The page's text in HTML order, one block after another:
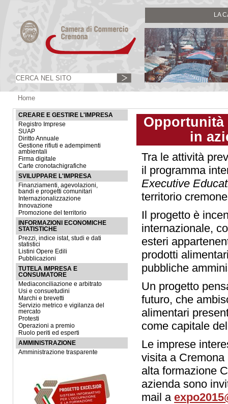
LA
Home
CREARE E GESTIRE L'IMPRESA
Registro Imprese
SUAP
Diritto Annuale
Gestione rifiuti e adempimenti
ambientali
Firma digitale
Carte cronotachigrafiche
SVILUPPARE L'IMPRESA
Finanziamenti, agevolazioni,
bandi e progetti comunitari
Internazionalizzazione
Innovazione
Promozione del territorio
INFORMAZIONI ECONOMICHE
STATISTICHE
Prezzi, indice istat, studi e dati
statistici
Listini Opere Edili
Pubblicazioni
TUTELA IMPRESA E
CONSUMATORE
Mediaconciliazione e arbitrato
Usi e consuetudini
Marchi e brevetti
Servizio metrico e vigilanza del
mercato
Protesti
Operazioni a premio
Ruolo periti ed esperti
AMMINISTRAZIONE
Amministrazione trasparente
in
Tra le attività
il programma
Executive
territorio
Il progetto è
internazionale,
esteri
prodotti
pubbliche
Un progetto
futuro, che
alimentari
come capitale
Le imprese
visita a
alta formazione
azienda sono
mail a